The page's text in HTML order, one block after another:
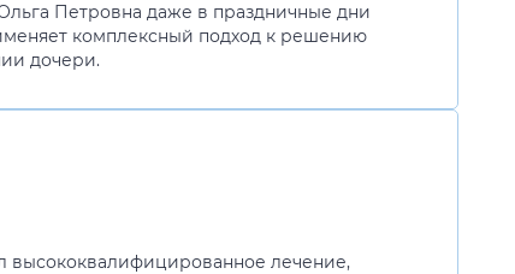
Петровна даже в праздничные дни
комплексный подход к решению
дочери.
высококвалифицированное лечение,